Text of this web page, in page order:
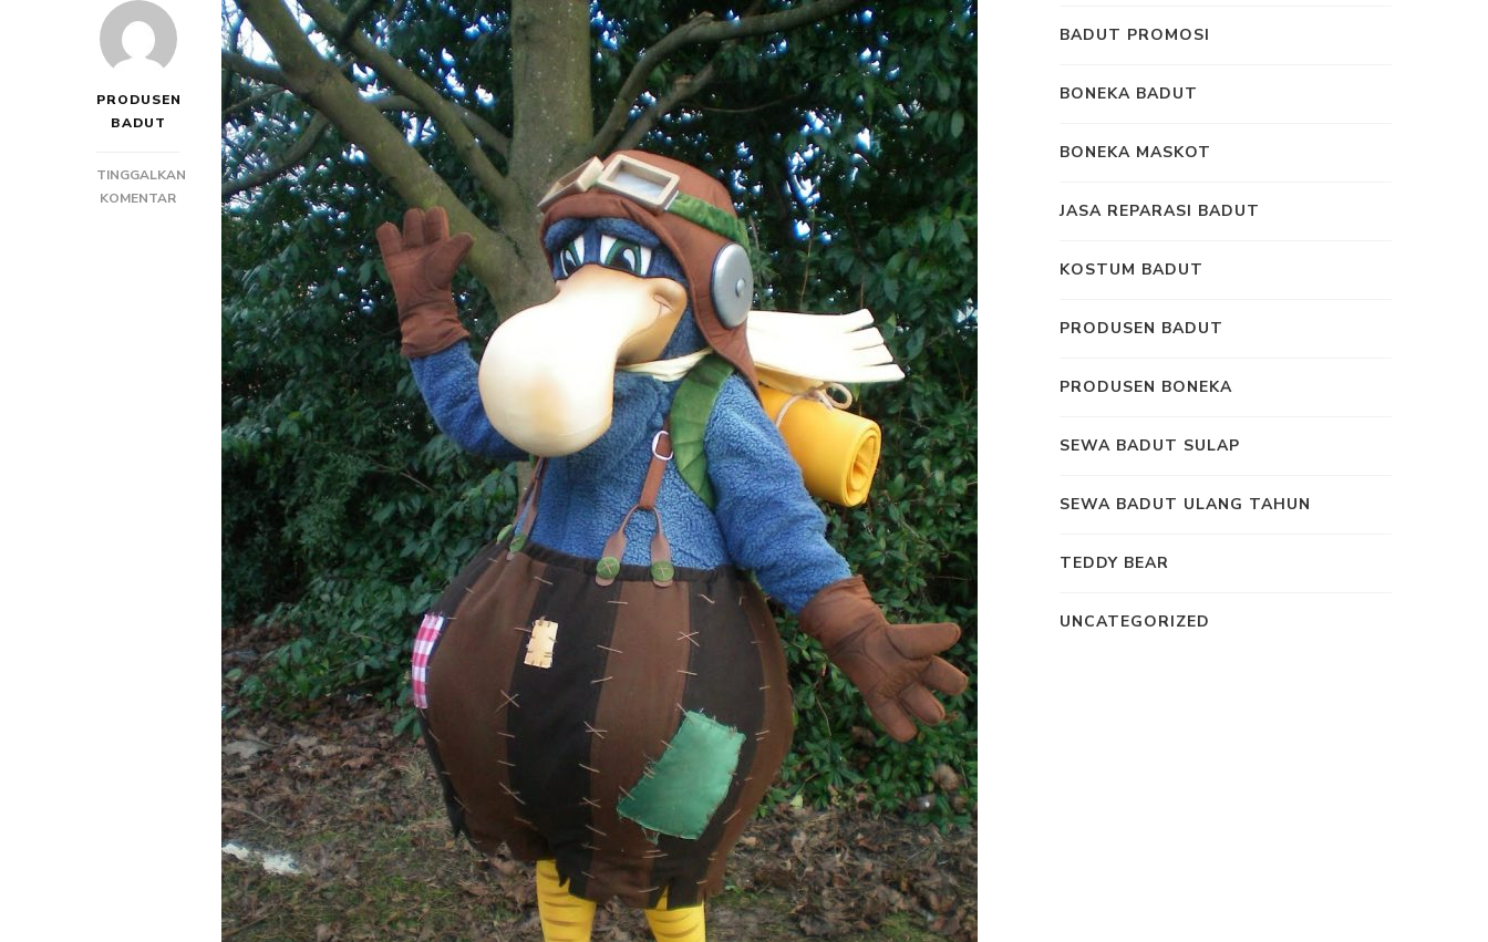
PRODUSEN
BADUT
TINGGALKAN
KOMENTARPADA
PEMBUAT
BADUT
KEKINIAN
BADUT PROMOSI
BONEKA BADUT
BONEKA MASKOT
JASA REPARASI BADUT
KOSTUM BADUT
PRODUSEN BADUT
PRODUSEN BONEKA
SEWA BADUT SULAP
SEWA BADUT ULANG TAHUN
TEDDY BEAR
UNCATEGORIZED